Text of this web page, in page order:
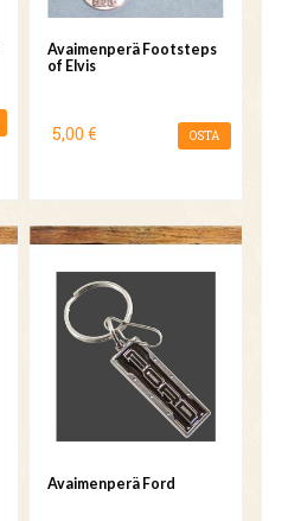
Avaimenperä Footsteps
of Elvis
5,00 € OSTA
Avaimenperä Ford